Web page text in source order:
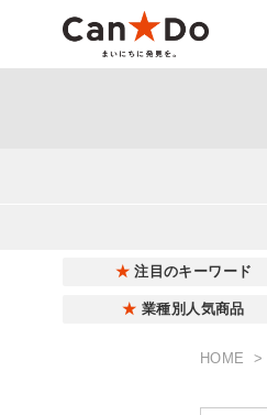
注目のキーワード
業種別人気商品
HOME